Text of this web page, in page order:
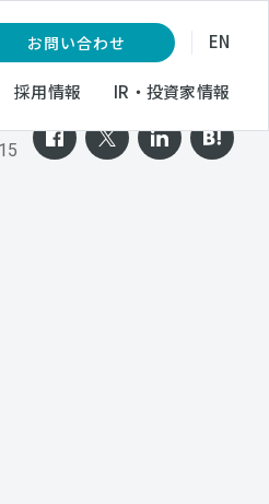
お問い合わせ EN
採用情報 IR・投資家情報